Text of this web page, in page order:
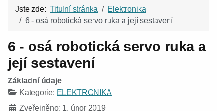
Jste zde: Titulní stránka
Elektronika
6 - osá robotická servo ruka a její sestavení
6 - osá robotická servo ruka a
její sestavení
Základní údaje
Kategorie: ELEKTRONIKA
Zveřejněno: 1. únor 2019